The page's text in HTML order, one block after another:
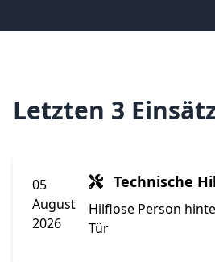
Letzten 3
05
August
2026
Technische
Hilflose Person
Tür